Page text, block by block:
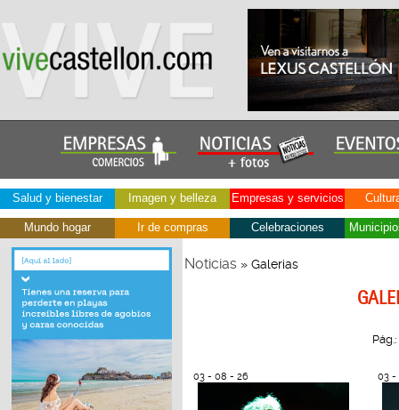
Salud y bienestar Imagen y belleza Empresas y servicios
Mundo hogar Ir de compras Celebraciones
Noticias » Galerias
Pág.:
03 - 08 - 26 03 -